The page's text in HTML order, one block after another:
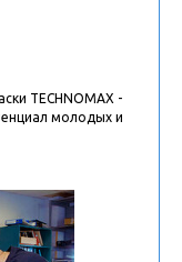
TECHNOMAX -
молодых и